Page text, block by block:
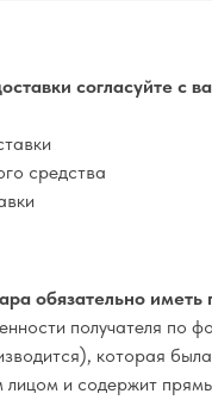
согласуйте с
средства
обязательно иметь
получателя по
которая
лицом и содержит